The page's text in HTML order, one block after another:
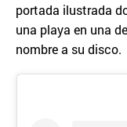
portada ilustrada
una playa en una
nombre a su disco.